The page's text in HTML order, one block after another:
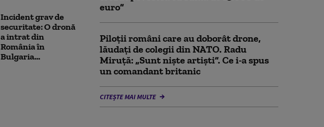
Incident grav de
securitate: O dronă
a intrat din
România în
Bulgaria...
euro”
Piloții români care au doborât drone,
lăudați de colegii din NATO. Radu
Miruță: „Sunt niște artiști”. Ce i-a spus
un comandant britanic
CITEȘTE MAI MULTE